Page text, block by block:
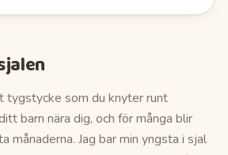
tygstycke som du knyter runt
barn nära dig, och för många blir
månaderna. Jag bar min yngsta i sjal